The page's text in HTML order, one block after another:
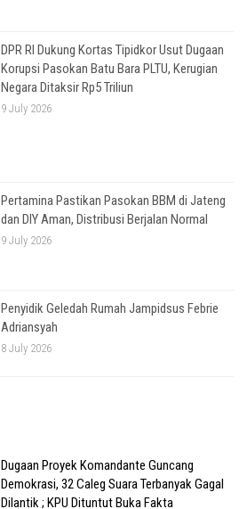
DPR RI Dukung Kortas Tipidkor Usut Dugaan
Korupsi Pasokan Batu Bara PLTU, Kerugian
Negara Ditaksir Rp5 Triliun
9 July 2026
Pertamina Pastikan Pasokan BBM di Jateng
dan DIY Aman, Distribusi Berjalan Normal
9 July 2026
Penyidik Geledah Rumah Jampidsus Febrie
Adriansyah
8 July 2026
Dugaan Proyek Komandante Guncang
Demokrasi, 32 Caleg Suara Terbanyak Gagal
Dilantik ; KPU Dituntut Buka Fakta